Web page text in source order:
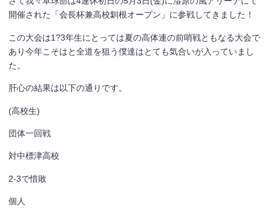
開催された「会長杯兼高校釧根オープン」に参戦してきました！
この大会は1?3年生にとっては夏の高体連の前哨戦ともなる大会で
あり今年こそはと全道を狙う僕達はとても気合いが入っていまし
た。
肝心の結果は以下の通りです。
(高校生)
団体一回戦
対中標津高校
2-3で惜敗
個人